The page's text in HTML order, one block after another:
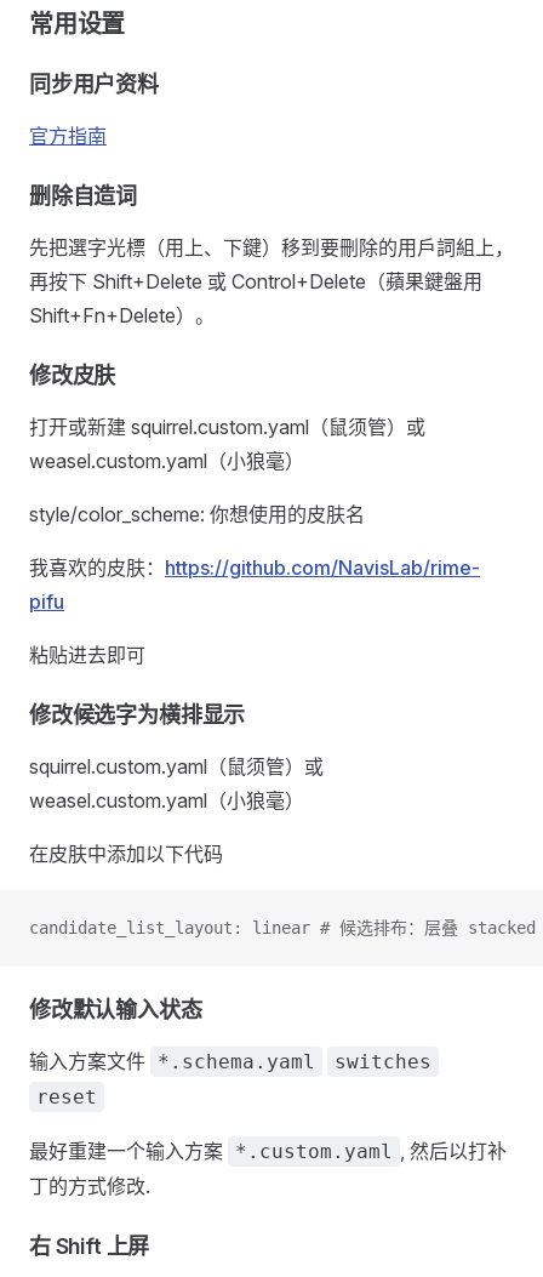
常用设置
同步用户资料
官方指南
删除自造词
先把選字光標（用上、下鍵）移到要刪除的用戶詞組上，
再按下 Shift+Delete 或 Control+Delete（蘋果鍵盤用
Shift+Fn+Delete）。
修改皮肤
打开或新建 squirrel.custom.yaml（鼠须管）或
weasel.custom.yaml（小狼毫）
style/color_scheme: 你想使用的皮肤名
我喜欢的皮肤： https://github.com/NavisLab/rime-
pifu
粘贴进去即可
修改候选字为横排显示
squirrel.custom.yaml（鼠须管）或
weasel.custom.yaml（小狼毫）
在皮肤中添加以下代码
candidate_list_layout: linear # 候选排布：层叠
修改默认输入状态
输入方案文件 *.schema.yaml
switches
reset
最好重建一个输入方案 *.custom.yaml , 然后以打补
丁的方式修改.
右 Shift 上屏